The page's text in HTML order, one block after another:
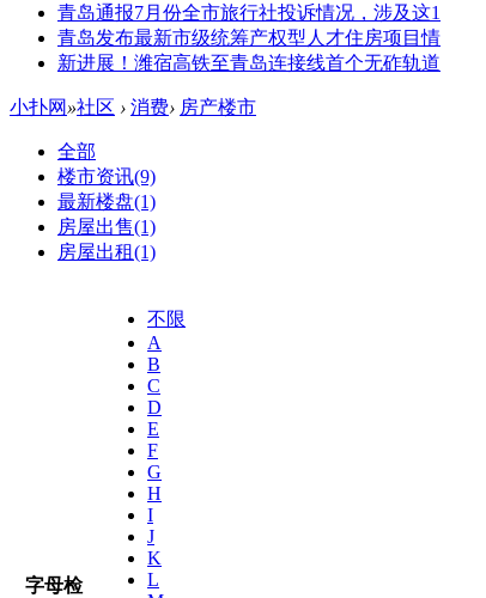
青岛通报7月份全市旅行社投诉情况，涉及这1
青岛发布最新市级统筹产权型人才住房项目情
新进展！潍宿高铁至青岛连接线首个无砟轨道
小扑网 »社区 › 消费› 房产楼市
全部
楼市资讯(9)
最新楼盘(1)
房屋出售(1)
房屋出租(1)
字母检
不限
A
B
C
D
E
F
G
H
I
J
K
L